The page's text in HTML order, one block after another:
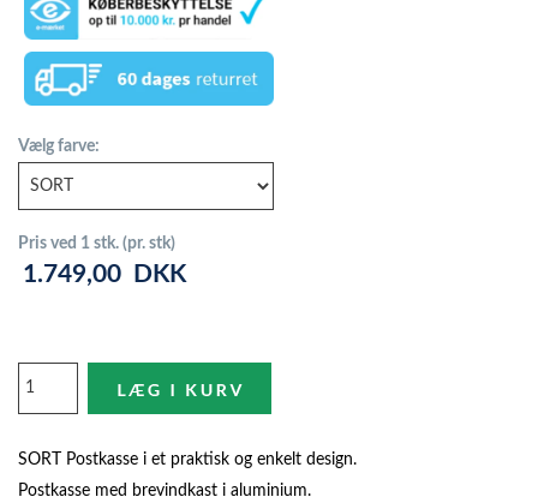
Vælg farve:
Pris ved 1 stk. (pr. stk)
1.749,00 DKK
SORT Postkasse i et praktisk og enkelt design.
Postkasse med brevindkast i aluminium.